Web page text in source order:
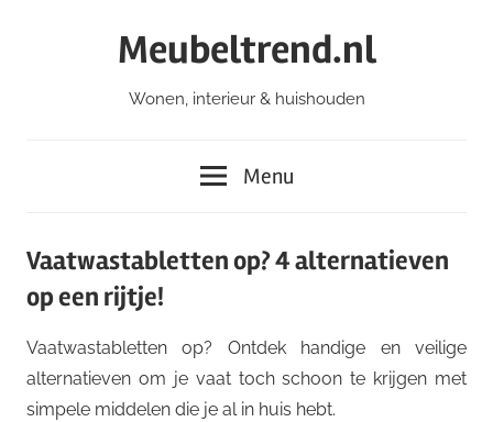
Meubeltrend.nl
Wonen, interieur & huishouden
Menu
Vaatwastabletten op? 4 alternatieven
op een rijtje!
Vaatwastabletten op? Ontdek handige en veilige
alternatieven om je vaat toch schoon te krijgen met
simpele middelen die je al in huis hebt.